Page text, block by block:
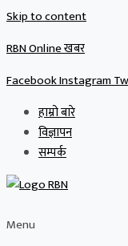
Skip to content
RBN Online खबर
FacebookInstagram
हाम्रो बारे
विज्ञापन
सम्पर्क
Menu